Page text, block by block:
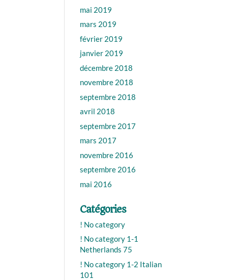
mai 2019
mars 2019
février 2019
janvier 2019
décembre 2018
novembre 2018
septembre 2018
avril 2018
septembre 2017
mars 2017
novembre 2016
septembre 2016
mai 2016
Catégories
! No category
! No category 1-1
Netherlands 75
! No category 1-2 Italian
101